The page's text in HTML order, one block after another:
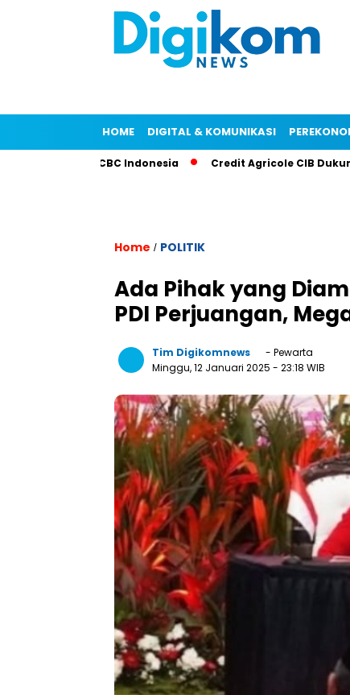
HOME DIGITAL & KOMUNIKASI
Kredit ICBC Indonesia Credit Agricole CIB Dukung
Home / POLITIK
Ada Pihak yang
PDI Perjuangan,
Tim Digikomnews
- Pewarta
Minggu, 12 Januari 2025 - 23:18 WIB